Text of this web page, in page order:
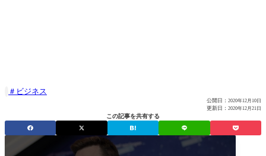
ビジネス
公開日： 2020年12月10日
更新日： 2020年12月21日
この記事を共有する